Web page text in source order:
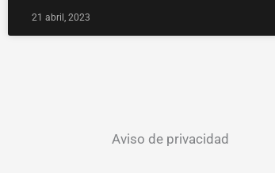
21 abril, 2023
Aviso de privacidad